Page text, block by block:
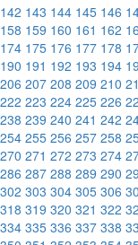
142 143 144 145 146
158 159 160 161 162
174 175 176 177 178
190 191 192 193 194
206 207 208 209 210
222 223 224 225 226
238 239 240 241 242
254 255 256 257 258
270 271 272 273 274
286 287 288 289 290
302 303 304 305 306
318 319 320 321 322
334 335 336 337 338